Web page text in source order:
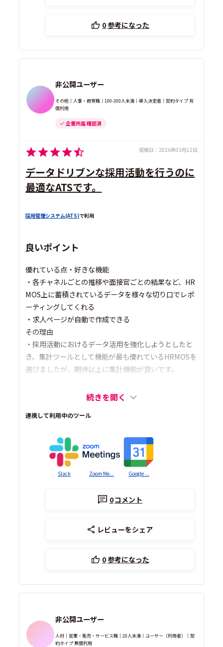
0参考になった
非公開ユーザー
その他｜人事・教育職｜100-300人未満｜導入決定者｜契約タイプ 有
償利用
企業所属 確認済
投稿日： 2026年03月12日
データドリブンな採用活動を行うのに
最適なATSです。
採用管理システム(ATS)で利用
良いポイント
優れている点・好きな機能
・各チャネルごとの推移や面接官ごとの結果など、HR
MOS上に蓄積されているデータを様々な切り口でレポ
ーティングしてくれる
・求人ページが自動で作成できる
その理由
・採用活動におけるデータ活用を強化しようとしたと
き、集計ツールとして機能が最も優れているHRMOSを
選びましたが、期待以上に集計機能が良いです。
続きを開く
連携して利用中のツール
Slack Zoom Me... Google ...
0コメント
レビューをシェア
0参考になった
非公開ユーザー
人材｜営業・販売・サービス職｜20人未満｜ユーザー（利用者）｜契
約タイプ 無償利用